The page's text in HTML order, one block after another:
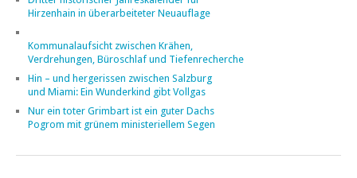
Hirzenhain in überarbeiteter Neuauflage
Kommunalaufsicht zwischen Krähen,
Verdrehungen, Büroschlaf und Tiefenrecherche
Hin – und hergerissen zwischen Salzburg
und Miami: Ein Wunderkind gibt Vollgas
Nur ein toter Grimbart ist ein guter Dachs
Pogrom mit grünem ministeriellem Segen